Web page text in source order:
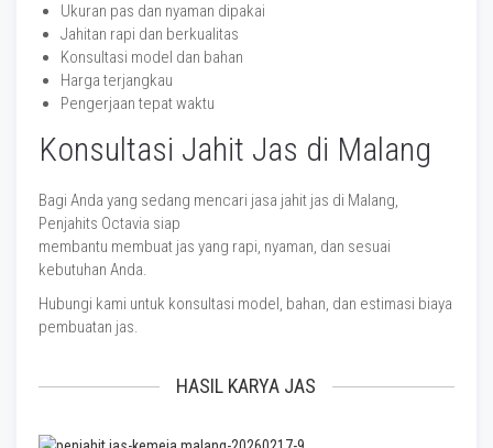
Ukuran pas dan nyaman dipakai
Jahitan rapi dan berkualitas
Konsultasi model dan bahan
Harga terjangkau
Pengerjaan tepat waktu
Konsultasi Jahit Jas di Malang
Bagi Anda yang sedang mencari jasa jahit jas di Malang,
Penjahits Octavia siap
membantu membuat jas yang rapi, nyaman, dan sesuai
kebutuhan Anda.
Hubungi kami untuk konsultasi model, bahan, dan estimasi biaya
pembuatan jas.
HASIL KARYA JAS